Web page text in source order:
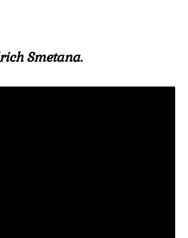
Smetana.